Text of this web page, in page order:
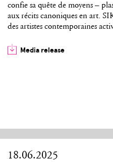
confie sa quête de moyens –
aux récits canoniques en art.
des artistes contemporaines
Media release
18.06.2025